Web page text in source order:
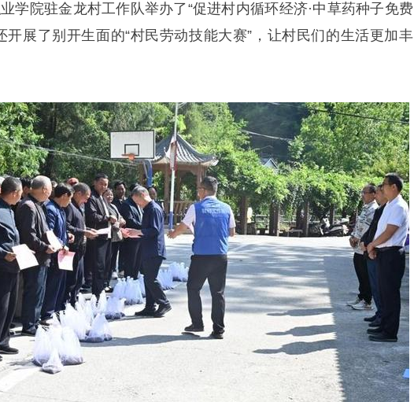
学院驻金龙村工作队举办了“促进村内循环经济·中草药种子免费
开展了别开生面的“村民劳动技能大赛”，让村民们的生活更加丰